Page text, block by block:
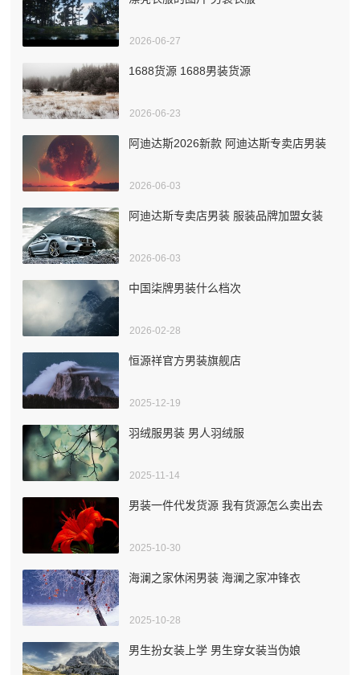
2026-06-27
1688货源 1688男装货源
2026-06-23
阿迪达斯2026新款 阿迪达斯专卖店男装
2026-06-03
阿迪达斯专卖店男装 服装品牌加盟女装
2026-06-03
中国柒牌男装什么档次
2026-02-28
恒源祥官方男装旗舰店
2025-12-19
羽绒服男装 男人羽绒服
2025-11-14
男装一件代发货源 我有货源怎么卖出去
2025-10-30
海澜之家休闲男装 海澜之家冲锋衣
2025-10-28
男生扮女装上学 男生穿女装当伪娘